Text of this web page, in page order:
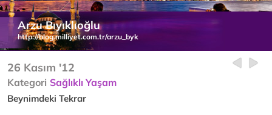
Arzu Bıyıklıoğlu
http://blog.milliyet.com.tr/arzu_byk
26 Kasım '12
Kategori Sağlıklı Yaşam
Beynimdeki Tekrar